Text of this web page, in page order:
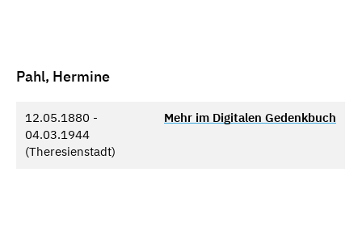
Pahl, Hermine
12.05.1880 -
04.03.1944
(Theresienstadt)
Mehr im Digitalen Gedenkbuch